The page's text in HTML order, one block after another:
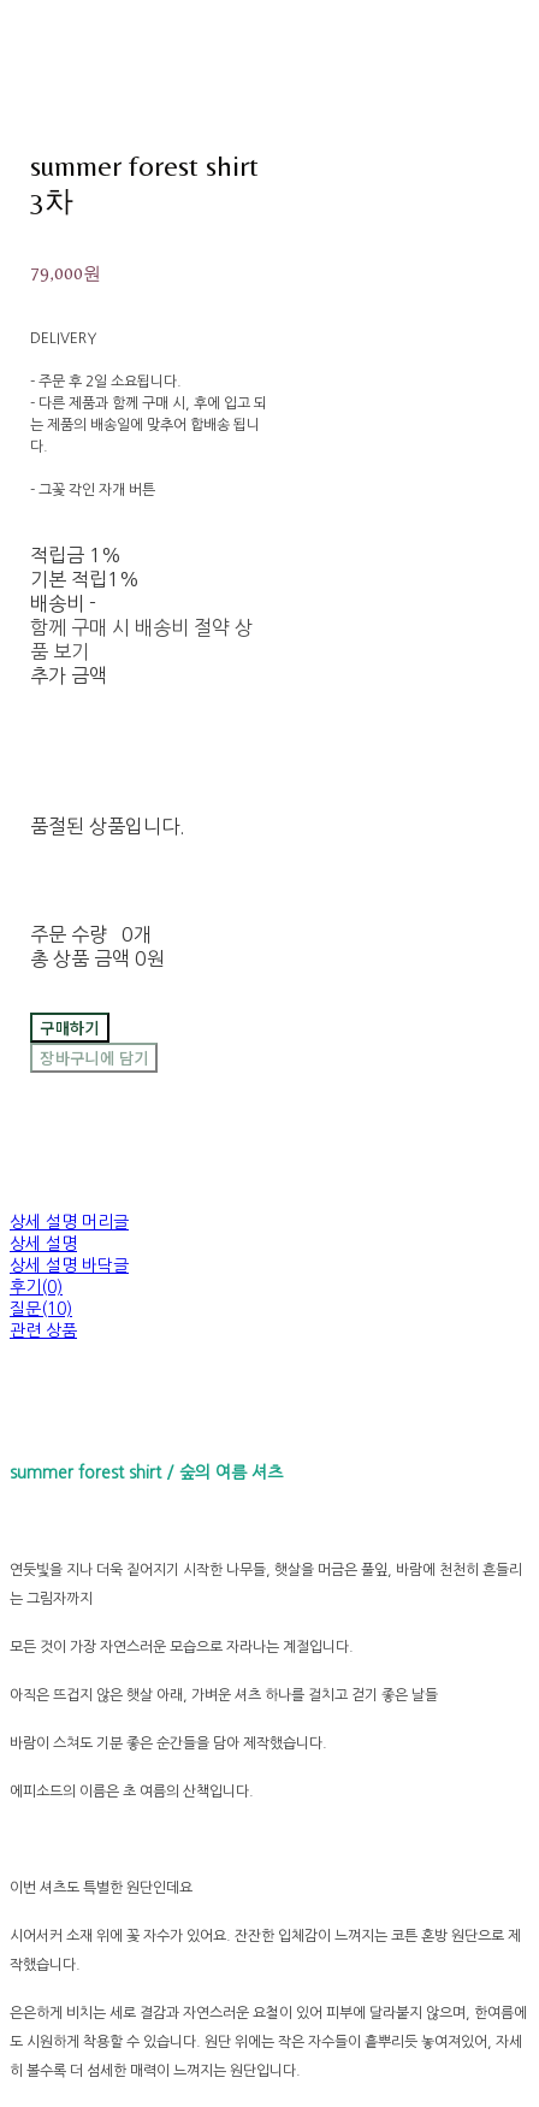
summer forest shirt​​​​​​​
3차
79,000원
DELIVERY
- 주문 후 2일 소요됩니다.
- 다른 제품과 함께 구매 시, 후에 입고 되
는 제품의 배송일에 맞추어 합배송 됩니
다.
- 그꽃 각인 자개 버튼
적립금 1%
기본 적립 1%
배송비 -
함께 구매 시 배송비 절약 상
품 보기
추가 금액
품절된 상품입니다.
주문 수량
0개
총 상품 금액 0원
구매하기
장바구니에 담기
상세 설명 머리글
상세 설명
상세 설명 바닥글
후기(0)
질문(10)
관련 상품
summer forest shirt / 숲의 여름 셔츠
연둣빛을 지나 더욱 짙어지기 시작한 나무들, 햇살을 머금은 풀잎, 바람에 천천히 흔들리
는 그림자까지
모든 것이 가장 자연스러운 모습으로 자라나는 계절입니다.
아직은 뜨겁지 않은 햇살 아래, 가벼운 셔츠 하나를 걸치고 걷기 좋은 날들
바람이 스쳐도 기분 좋은 순간들을 담아 제작했습니다.
에피소드의 이름은 초 여름의 산책입니다.
이번 셔츠도 특별한 원단인데요
시어서커 소재 위에 꽃 자수가 있어요. 잔잔한 입체감이 느껴지는 코튼 혼방 원단으로 제
작했습니다.
은은하게 비치는 세로 결감과 자연스러운 요철이 있어 피부에 달라붙지 않으며, 한여름에
도 시원하게 착용할 수 있습니다. 원단 위에는 작은 자수들이 흩뿌리듯 놓여져있어, 자세
히 볼수록 더 섬세한 매력이 느껴지는 원단입니다.